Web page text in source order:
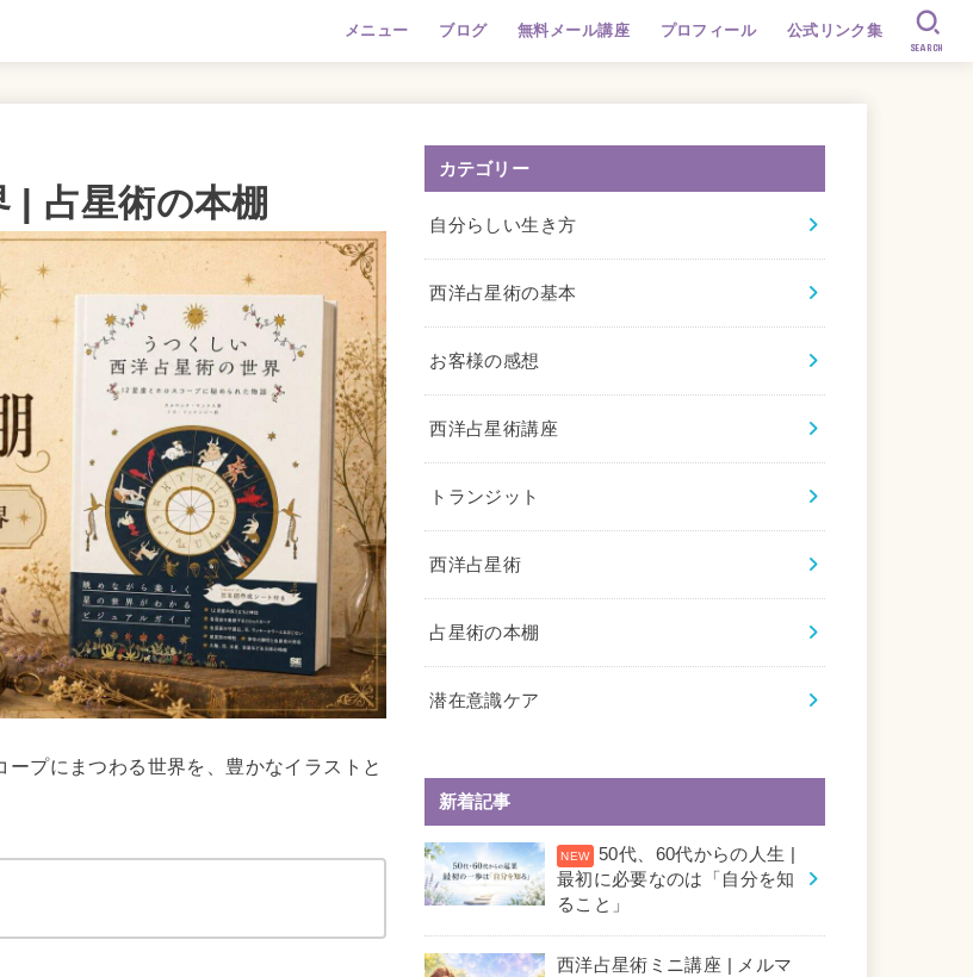
メニュー ブログ 無料メール講座 プロフィール 公式リンク集
SEARCH
| 占星術の本棚
ープにまつわる世界を、豊かなイラストと
カテゴリー
自分らしい生き方
西洋占星術の基本
お客様の感想
西洋占星術講座
トランジット
西洋占星術
占星術の本棚
潜在意識ケア
新着記事
50代、60代からの人生 |
最初に必要なのは「自分を知
ること」
西洋占星術ミニ講座 | メルマ